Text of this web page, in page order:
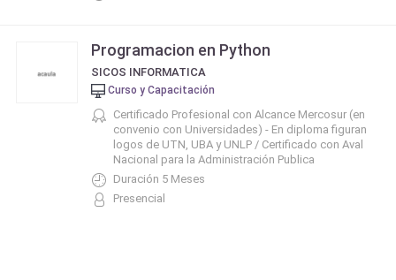
Programacion en Python
SICOS INFORMATICA
Curso y Capacitación
Certificado Profesional con Alcance Mercosur (en
convenio con Universidades) - En diploma figuran
logos de UTN, UBA y UNLP / Certificado con Aval
Nacional para la Administración Publica
Duración 5 Meses
Presencial